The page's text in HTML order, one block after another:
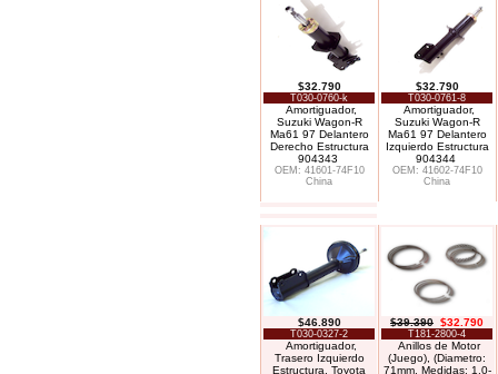
$32.790
T030-0760-k
Amortiguador,
Suzuki Wagon-R
Ma61 97 Delantero
Derecho Estructura
904343
OEM: 41601-74F10
China
$32.790
T030-0761-8
Amortiguador,
Suzuki Wagon-R
Ma61 97 Delantero
Izquierdo Estructura
904344
OEM: 41602-74F10
China
$46.890
T030-0327-2
Amortiguador,
Trasero Izquierdo
Estructura, Toyota
$39.390 $32.790
T181-2800-4
Anillos de Motor
(Juego), (Diametro:
71mm, Medidas: 1.0-